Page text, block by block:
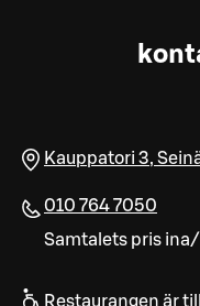
Kauppatori 3,
010 764 7050
Samtalets pris
Restaurangen är